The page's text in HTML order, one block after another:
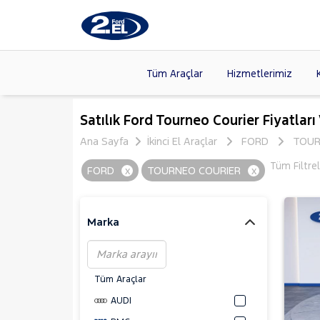
Tüm Araçlar Hizmetlerimiz
Markalar >
Modeller >
Kasalar >
FORD
SKODA
Satılık Ford Tourneo Courier
Ana Sayfa İkinci El Araçlar FORD
Tüm
FORD x TOURNEO COURIER x
Marka
Tüm Araçlar
AUDI